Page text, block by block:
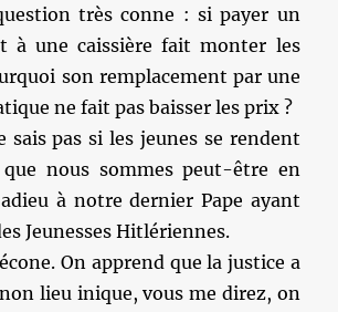
très conne : si payer un
à une caissière fait monter les
son remplacement par une
ne fait pas baisser les prix ?
sais pas si les jeunes se rendent
nous sommes peut-être en
à notre dernier Pape ayant
Jeunesses Hitlériennes.
On apprend que la justice a
lieu inique, vous me direz, on